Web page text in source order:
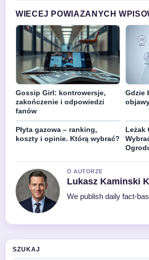
WIECEJ POWIAZANYCH
Gossip Girl: kontrowersje,
zakończenie i odpowiedzi
fanów
Gdzie
Płyta gazowa – ranking,
koszty i opinie. Którą wybrać?
Leżak
O AUTORZE
Lukasz Kaminski
We publish daily fact-
SZUKAJ